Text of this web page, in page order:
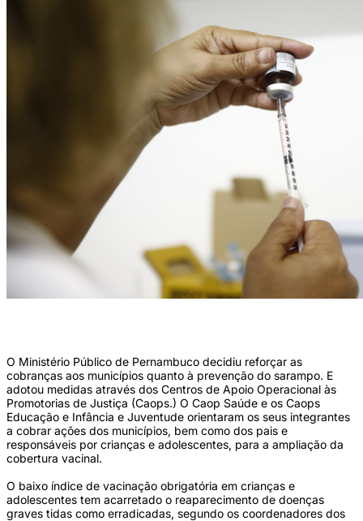
O Ministério Público de Pernambuco decidiu reforçar as
cobranças aos municípios quanto à prevenção do sarampo. E
adotou medidas através dos Centros de Apoio Operacional às
Promotorias de Justiça (Caops.) O Caop Saúde e os Caops
Educação e Infância e Juventude orientaram os seus integrantes
a cobrar ações dos municípios, bem como dos pais e
responsáveis por crianças e adolescentes, para a ampliação da
cobertura vacinal.
O baixo índice de vacinação obrigatória em crianças e
adolescentes tem acarretado o reaparecimento de doenças
graves tidas como erradicadas, segundo os coordenadores dos